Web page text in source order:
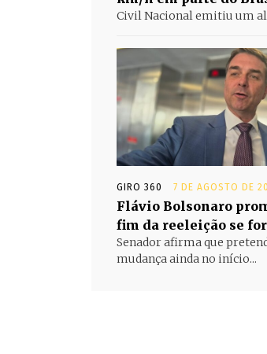
Civil Nacional emitiu um
GIRO 360 7 DE AGOSTO DE
Flávio Bolsonaro
fim da reeleição se
Senador afirma que
mudança ainda no início...